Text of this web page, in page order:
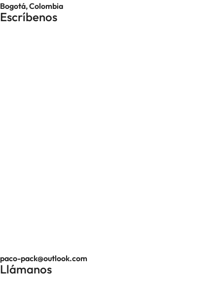
Bogotá, Colombia
Escríbenos
paco-pack@outlook.com
Llámanos